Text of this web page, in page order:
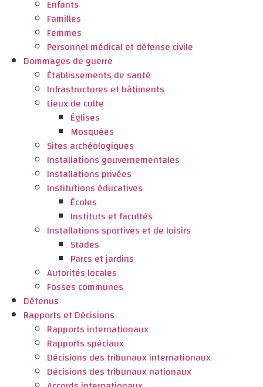
Enfants
Familles
Femmes
Personnel médical et défense civile
Dommages de guerre
Établissements de santé
Infrastructures et bâtiments
Lieux de culte
Églises
Mosquées
Sites archéologiques
Installations gouvernementales
Installations privées
Institutions éducatives
Écoles
Instituts et facultés
Installations sportives et de loisirs
Stades
Parcs et jardins
Autorités locales
Fosses communes
Détenus
Rapports et Décisions
Rapports internationaux
Rapports spéciaux
Décisions des tribunaux internationaux
Décisions des tribunaux nationaux